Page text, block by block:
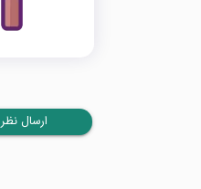
ارسال نظر